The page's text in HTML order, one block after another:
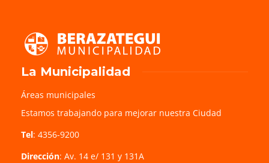
La Municipalidad
Áreas municipales
Estamos trabajando para mejorar nuestra Ciudad
Tel: 4356-9200
Dirección: Av. 14 e/ 131 y 131A